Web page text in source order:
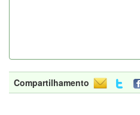
Compartilhamento